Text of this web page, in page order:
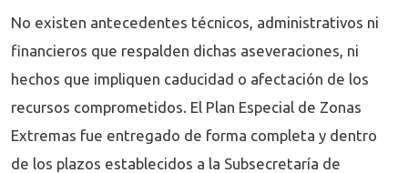
No existen antecedentes técnicos, administrativos ni
financieros que respalden dichas aseveraciones, ni
hechos que impliquen caducidad o afectación de los
recursos comprometidos. El Plan Especial de Zonas
Extremas fue entregado de forma completa y dentro
de los plazos establecidos a la Subsecretaría de